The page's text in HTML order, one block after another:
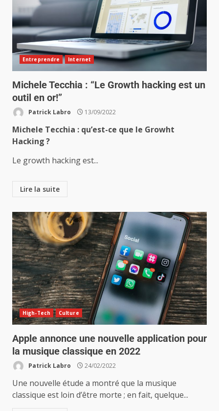
Entreprendre Internet
Michele Tecchia : “Le Growth hacking est un
outil en or!”
Patrick Labro 13/09/2022
Michele Tecchia : qu’est-ce que le Growht
Hacking ?
Le growth hacking est...
Lire la suite
High-Tech Culture
Apple annonce une nouvelle application pour
la musique classique en 2022
Patrick Labro 24/02/2022
Une nouvelle étude a montré que la musique
classique est loin d’être morte ; en fait, quelque...